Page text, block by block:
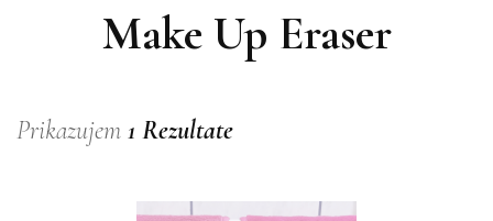
Make Up Eraser
Prikazujem 1 Rezultate